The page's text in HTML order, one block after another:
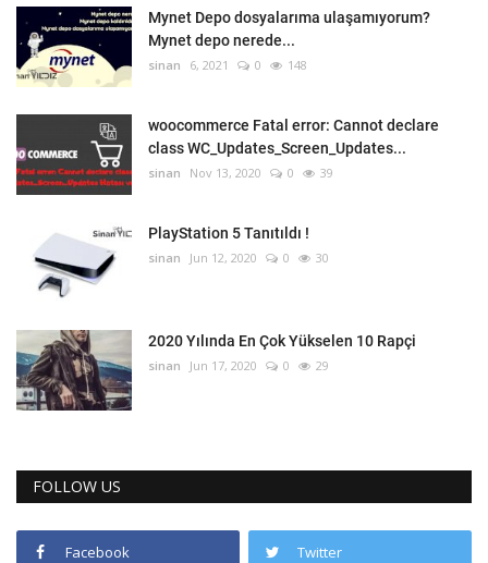
Mynet Depo dosyalarıma ulaşamıyorum?
Mynet depo nerede...
sinan 6, 2021 0 148
woocommerce Fatal error: Cannot declare
class WC_Updates_Screen_Updates...
sinan Nov 13, 2020 0 39
PlayStation 5 Tanıtıldı !
sinan Jun 12, 2020 0 30
2020 Yılında En Çok Yükselen 10 Rapçi
sinan Jun 17, 2020 0 29
FOLLOW US
Facebook Twitter